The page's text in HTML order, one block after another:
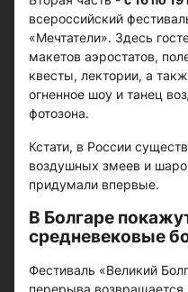
всероссийский
«Мечтатели». Здесь
макетов аэростатов,
квесты, лектории, а
огненное шоу и танец
фотозона.
Кстати, в России
воздушных змеев и
придумали впервые.
В Болгаре
средневековые
Фестиваль «Великий
перерыва возвращается